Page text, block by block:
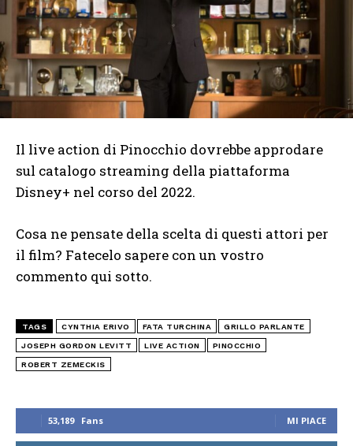
53,189 Fans MI PIACE
Il live action di Pinocchio dovrebbe approdare
sul catalogo streaming della piattaforma
Disney+ nel corso del 2022.
Cosa ne pensate della scelta di questi attori per
il film? Fatecelo sapere con un vostro
commento qui sotto.
TAGS CYNTHIA ERIVO FATA TURCHINA GRILLO PARLANTE
JOSEPH GORDON LEVITT LIVE ACTION PINOCCHIO
ROBERT ZEMECKIS